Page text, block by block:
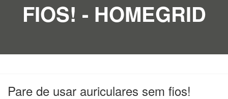
FIOS! - HOMEGRID
Pare de usar auriculares sem fios!